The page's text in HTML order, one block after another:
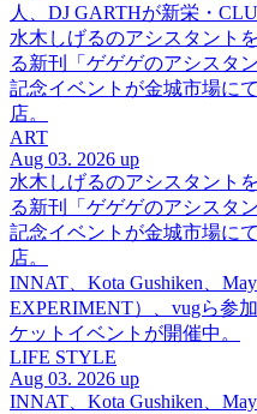
人、DJ GARTHが新栄・
水木しげるのアシスタント
る新刊「ゲゲゲのアシスタ
記念イベントが金城市場に
店。
ART
Aug 03. 2026 up
水木しげるのアシスタント
る新刊「ゲゲゲのアシスタ
記念イベントが金城市場に
店。
INNAT、Kota Gushiken、
EXPERIMENT）、vugら参
ケットイベントが開催中。
LIFE STYLE
Aug 03. 2026 up
INNAT、Kota Gushiken、